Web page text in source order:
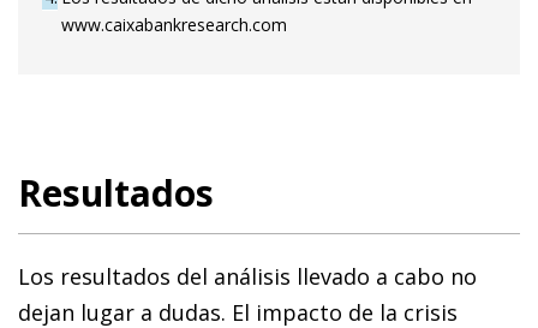
www.caixabankresearch.com
Resultados
Los resultados del análisis llevado a cabo no
dejan lugar a dudas. El impacto de la crisis